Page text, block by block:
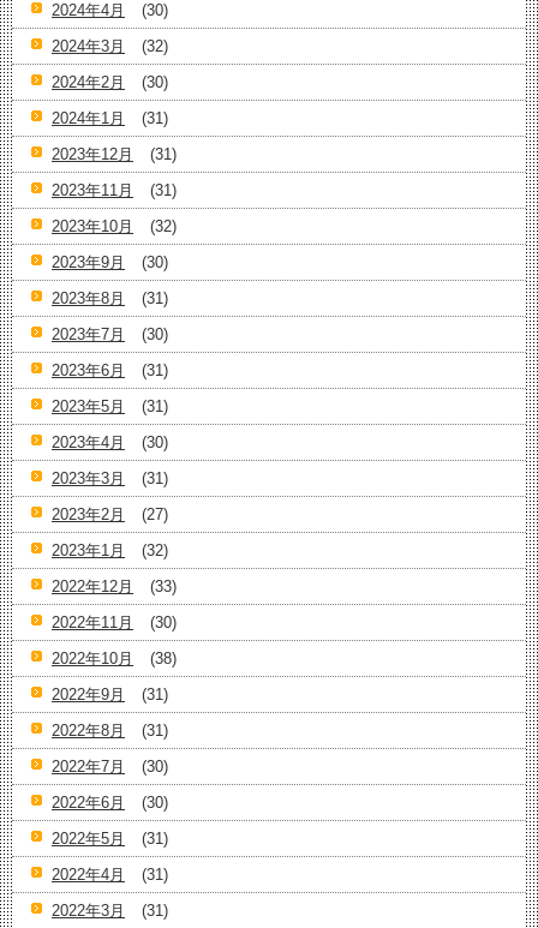
2024年4月
(30)
2024年3月
(32)
2024年2月
(30)
2024年1月
(31)
2023年12月
(31)
2023年11月
(31)
2023年10月
(32)
2023年9月
(30)
2023年8月
(31)
2023年7月
(30)
2023年6月
(31)
2023年5月
(31)
2023年4月
(30)
2023年3月
(31)
2023年2月
(27)
2023年1月
(32)
2022年12月
(33)
2022年11月
(30)
2022年10月
(38)
2022年9月
(31)
2022年8月
(31)
2022年7月
(30)
2022年6月
(30)
2022年5月
(31)
2022年4月
(31)
2022年3月
(31)